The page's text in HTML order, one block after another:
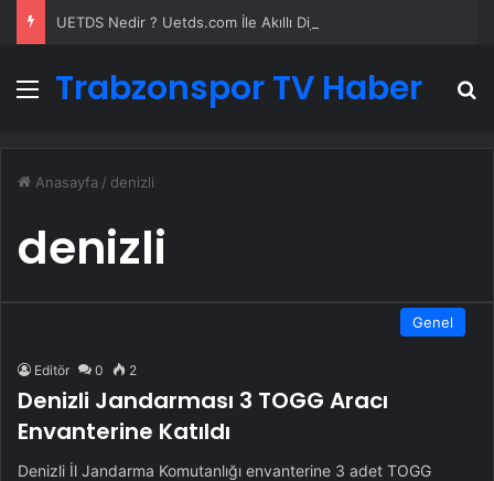
Menü
Trabzonspor TV Haber
Anasayfa / denizli
denizli
Genel
Editör 0 2
Denizli Jandarması 3 TOGG Aracı
Envanterine Katıldı
Denizli İl Jandarma Komutanlığı envanterine 3 adet TOGG